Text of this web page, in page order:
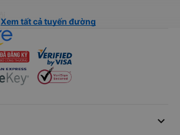
Xem tất cả tuyến đường
keyboard_arrow_down